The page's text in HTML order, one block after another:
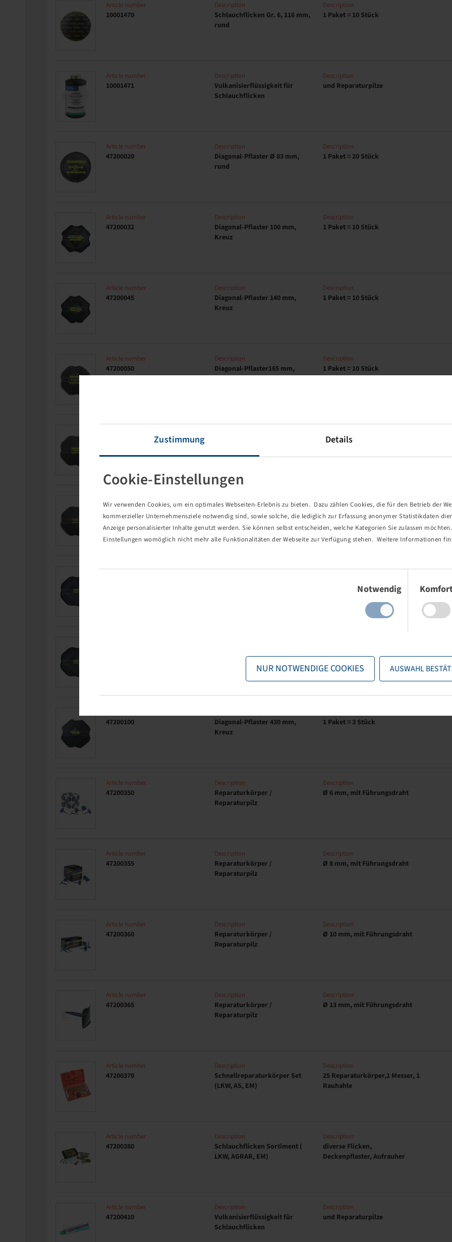
Zustimmung Details
Cookie-Einstellungen
Wir verwenden Cookies, um ein optimales Webseiten-Erlebnis zu bieten. Dazu zählen Cookies, die für den Betrieb der
kommerzieller Unternehmensziele notwendig sind, sowie solche, die lediglich zur Erfassung anonymer Statistikdaten
Anzeige personalisierter Inhalte genutzt werden. Sie können selbst entscheiden, welche Kategorien Sie zulassen
Einstellungen womöglich nicht mehr alle Funktionalitäten der Webseite zur Verfügung stehen. Weitere Informationen
Notwendig
NUR NOTWENDIGE COOKIES AUSWAHL
Article number
10001470
Description
Schlauchflicken Gr. 6, 116 mm,
rund
Description
1 Paket = 10 Stück
Article number
10001471
Description
Vulkanisierflüssigkeit für
Schlauchflicken
Description
und Reparaturpilze
Article number
47200020
Description
Diagonal-Pflaster Ø 83 mm,
rund
Description
1 Paket = 20 Stück
Article number
47200032
Description
Diagonal-Pflaster 100 mm,
Kreuz
Description
1 Paket = 10 Stück
Article number
47200045
Description
Diagonal-Pflaster 140 mm,
Kreuz
Description
1 Paket = 10 Stück
Article number
47200050
Description
Diagonal-Pflaster165 mm,
Description
1 Paket = 10 Stück
1 Paket = 5 Stück
Article number Description
Kreuz
Description
1 Paket = 5 Stück
Article number Description Description
47200100
Diagonal-Pflaster 430 mm,
Kreuz
1 Paket = 3 Stück
Article number
47200350
Description
Reparaturkörper /
Reparaturpilz
Description
Ø 6 mm, mit Führungsdraht
Article number
47200355
Description
Reparaturkörper /
Reparaturpilz
Description
Ø 8 mm, mit Führungsdraht
Article number
47200360
Description
Reparaturkörper /
Reparaturpilz
Description
Ø 10 mm, mit Führungsdraht
Article number
47200365
Description
Reparaturkörper /
Reparaturpilz
Description
Ø 13 mm, mit Führungsdraht
Article number
47200370
Description
Schnellreparaturkörper Set
(LKW, AS, EM)
Description
25 Reparaturkörper,1 Messer, 1
Rauhahle
Article number
47200380
Description
Schlauchflicken Sortiment (
LKW, AGRAR, EM)
Description
diverse Flicken,
Deckenpflaster, Aufrauher
Article number
47200410
Description
Vulkanisierflüssigkeit für
Schlauchflicken
Description
und Reparaturpilze